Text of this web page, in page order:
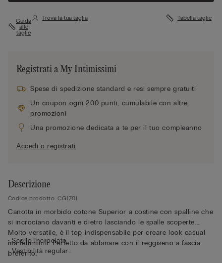
Guida
alle
taglie
Trova la tua taglia Tabella taglie
Registrati a My Intimissimi
Spese di spedizione standard e resi sempre gratuiti
Un coupon ogni 200 punti, cumulabile con altre
promozioni
Una promozione dedicata a te per il tuo compleanno
Accedi o registrati
Descrizione
Codice prodotto: CG170I
Canotta in morbido cotone Superior a costine con spalline che
si incrociano davanti e dietro lasciando le spalle scoperte.
Molto versatile, è il top indispensabile per creare look casual
ma femminili. Perfetto da abbinare con il reggiseno a fascia
preferito.
• Scollo incrociato
• Vestibilità regular